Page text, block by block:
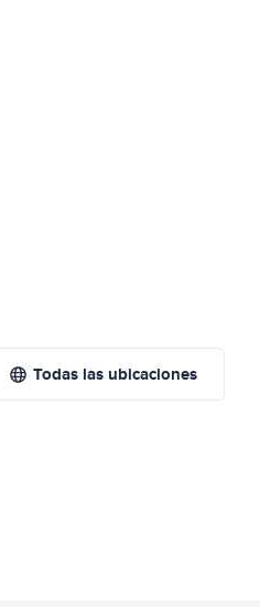
Todas las ubicaciones